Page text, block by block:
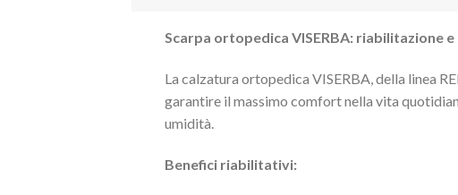
Scarpa ortopedica VISERBA: riabilitazione
La calzatura ortopedica VISERBA, della linea
garantire il massimo comfort nella vita
umidità.
Benefici riabilitativi: